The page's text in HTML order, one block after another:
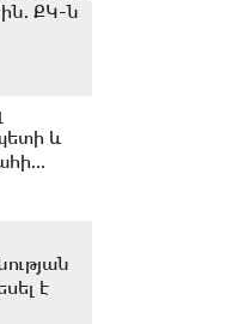
ՔԿ-ն
և
է